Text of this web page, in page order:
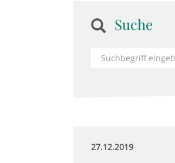
Suche
27.12.2019